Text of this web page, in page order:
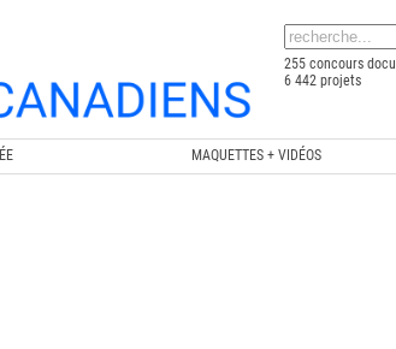
255 concours
6 442 projets
MAQUETTES + VIDÉOS